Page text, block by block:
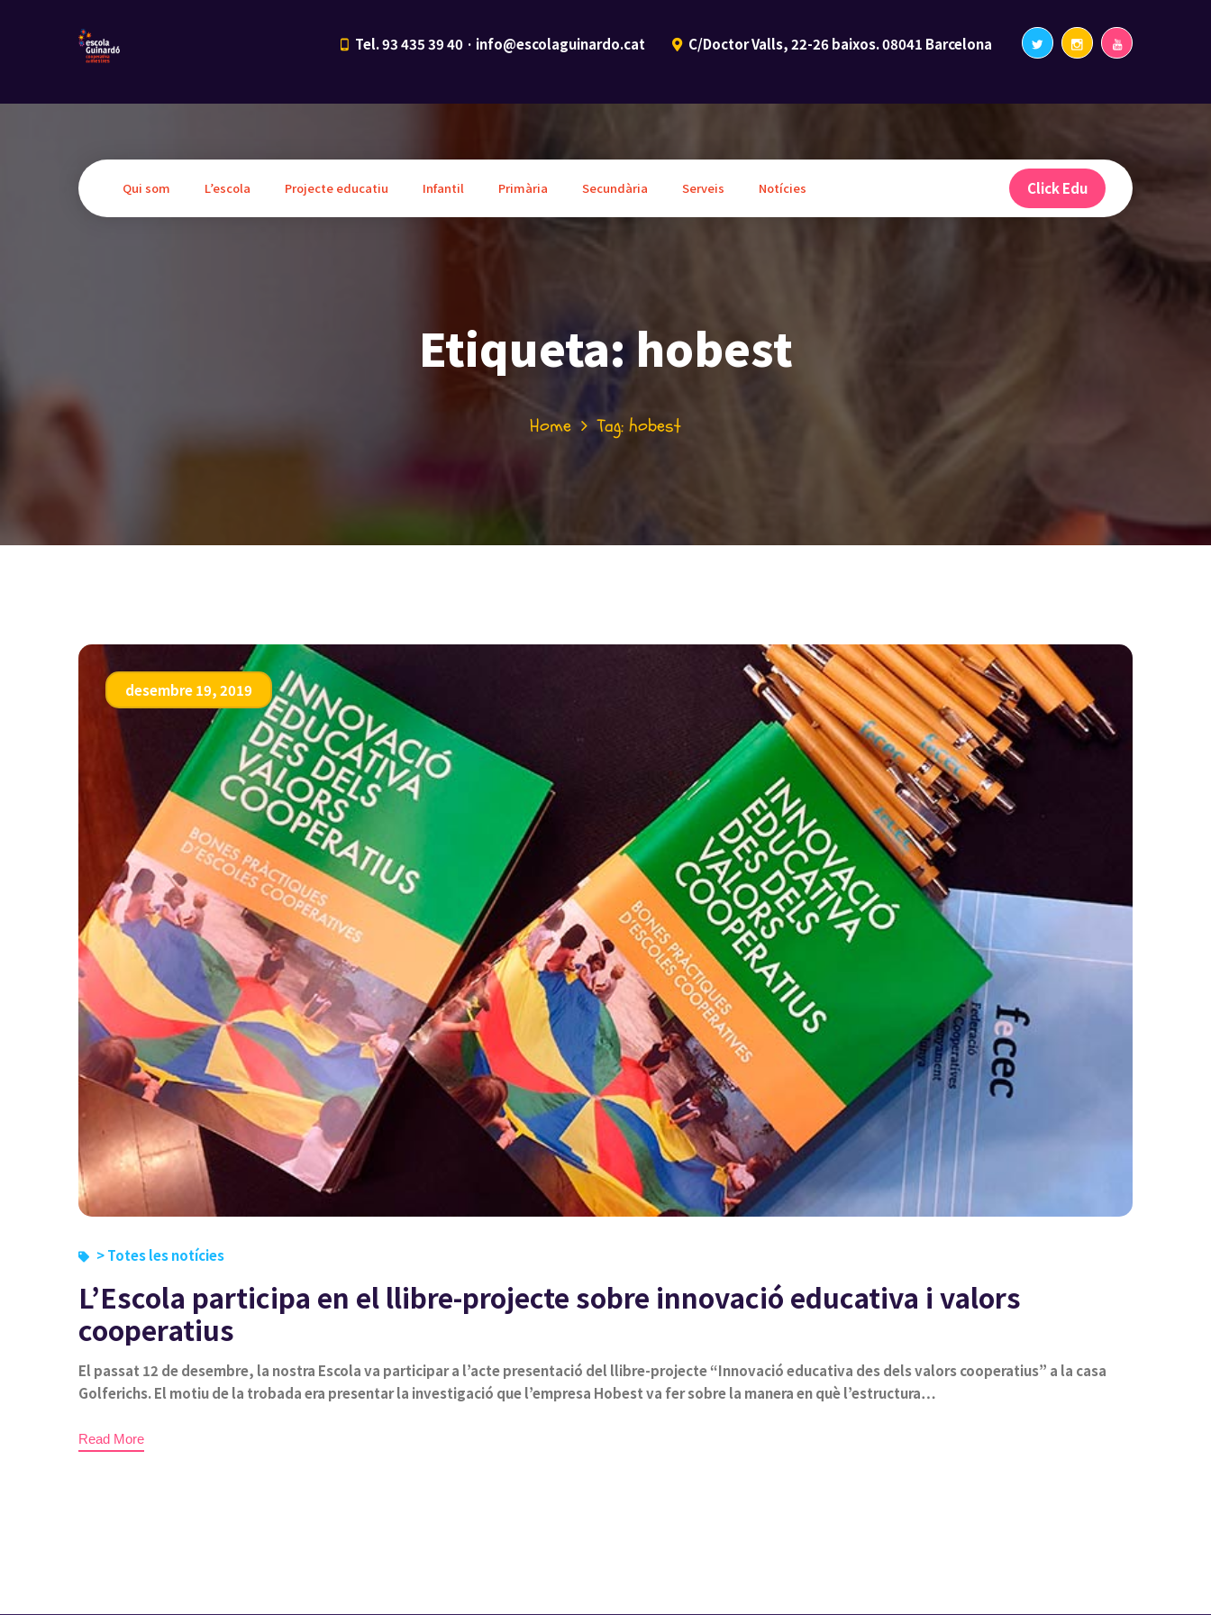
Tel. 93 435 39 40 · info@escolaguinardo.cat C/Doctor Valls, 22-26 baixos. 08041 Barcelona
Qui som L’escola Projecte educatiu Infantil Primària Secundària Serveis Notícies Click Edu
Etiqueta:hobest
Home Tag: hobest
desembre 19, 2019
> Totes les notícies
L’Escola participa en el llibre-projecte sobre innovació educativa i valors
cooperatius
El passat 12 de desembre, la nostra Escola va participar a l’acte presentació del llibre-projecte “Innovació educativa des dels valors cooperatius” a la casa
Golferichs. El motiu de la trobada era presentar la investigació que l’empresa Hobest va fer sobre la manera en què l’estructura…
Read More